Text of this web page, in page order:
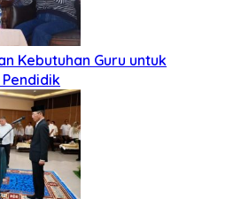
Kebutuhan Guru untuk